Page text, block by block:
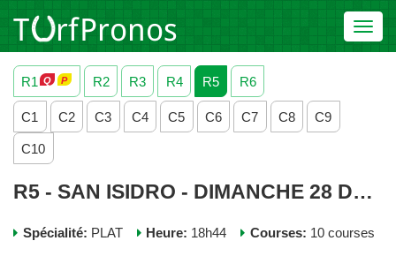
R1
R2 R3 R4 R5 R6
C1 C2 C3 C4 C5 C6 C7 C8 C9
C10
R5 - SAN ISIDRO - DIMANCHE 28 DECEMBRE 2025
Spécialité: PLAT Heure: 18h44 Courses: 10 courses